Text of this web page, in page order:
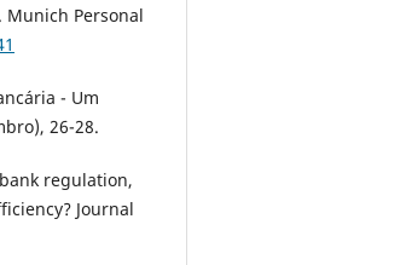
Personal
- Um
26-28.
bank regulation,
Journal